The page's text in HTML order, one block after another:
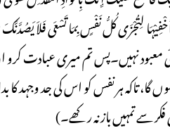
نہیں۔پس تم میری عبادت کرو
گا، تاکہ ہر نفس کو اس کی جد وجہد
سے تمہیں باز نہ رکھے۔)